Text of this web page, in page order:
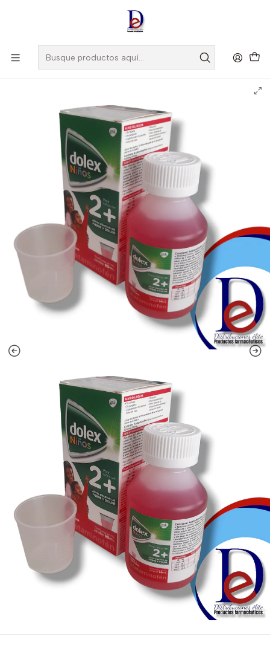
, Si eres nuevo regístrate
DOLEX 2+ JBE X 90 ML- ACETAMINOFEN 150 MG- GLAXO - UBI
21-A